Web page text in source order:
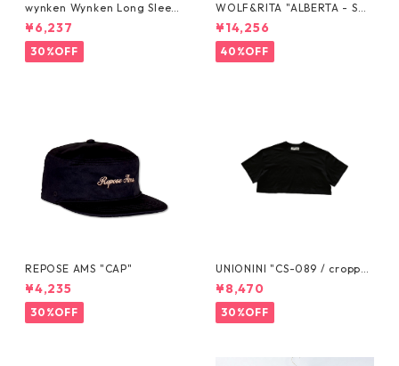
wynken Wynken Long Sleev
e Pocket Tee - Night Navy /
Ecru 4y-12y
¥6,237
30%OFF
WOLF&RITA "ALBERTA - SKI
RT" 6-10y
¥14,256
40%OFF
REPOSE AMS "CAP"
¥4,235
30%OFF
UNIONINI "CS-089 / croppe
d tee" S (155cm) M (165cm)
¥8,470
30%OFF